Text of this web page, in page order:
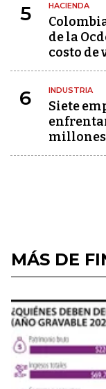
5 HACIENDA
de la
costo de
6 INDUSTRIA
Siete
millones
MÁS DE